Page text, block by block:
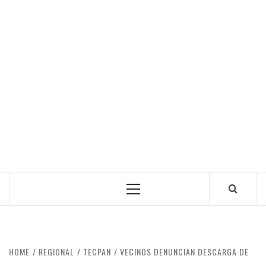
Primary
HOME REGIONAL TECPAN
VECINOS DENUNCIAN DESCARGA DE